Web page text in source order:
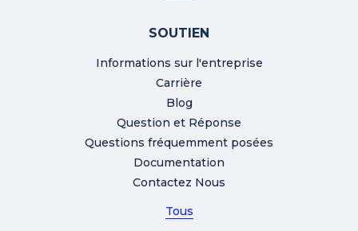
SOUTIEN
Informations sur l'entreprise
Carrière
Blog
Question et Réponse
Questions fréquemment posées
Documentation
Contactez Nous
Tous